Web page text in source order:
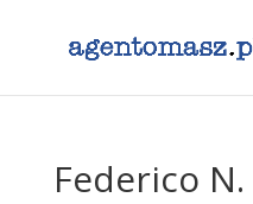
Federico